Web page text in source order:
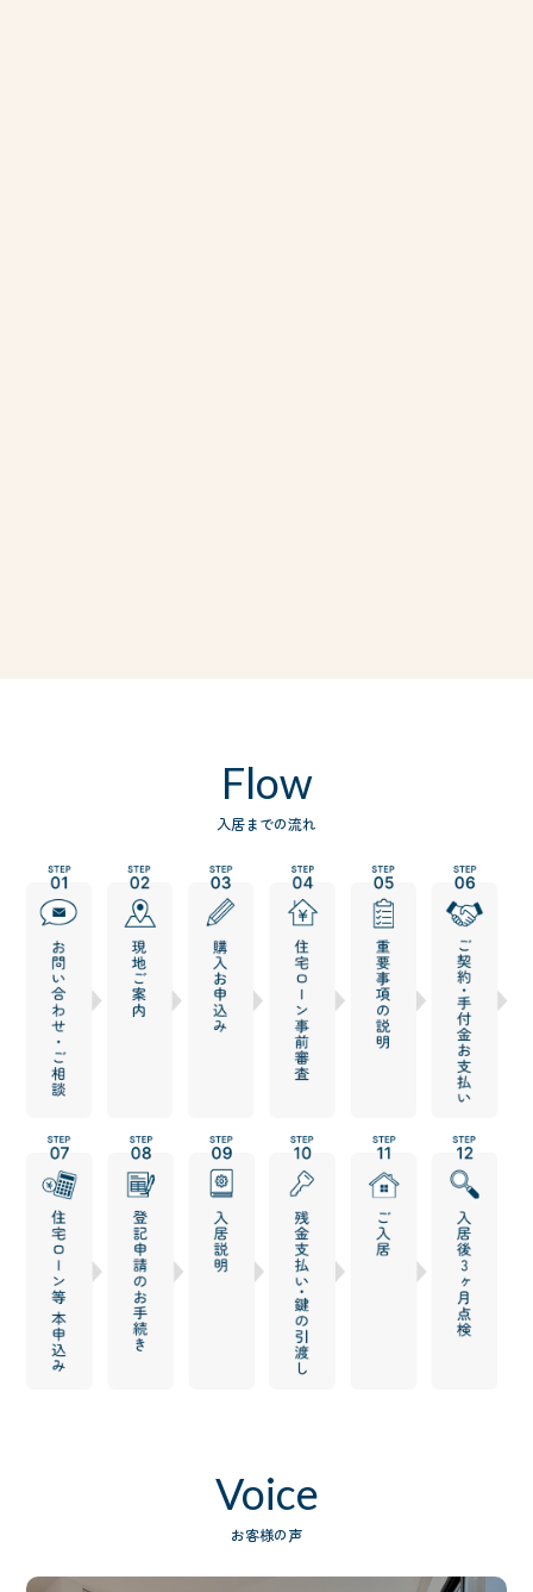
Flow
入居までの流れ
Voice
お客様の声